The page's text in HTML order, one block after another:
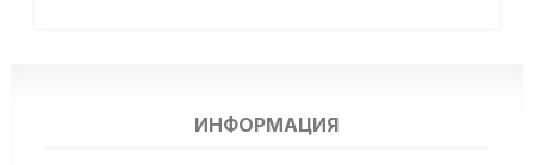
ИНФОРМАЦИЯ